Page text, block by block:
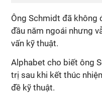
Ông Schmidt đã không
đầu năm ngoái nhưng
vấn kỹ thuật.
Alphabet cho biết ông
trị sau khi kết thúc
đề kỹ thuật.